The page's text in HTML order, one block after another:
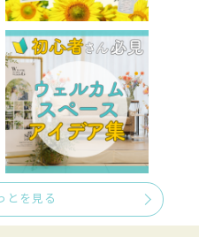
とを見る